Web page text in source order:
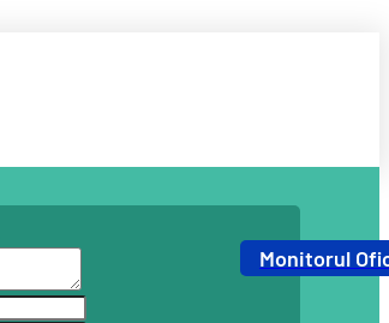
Monitorul